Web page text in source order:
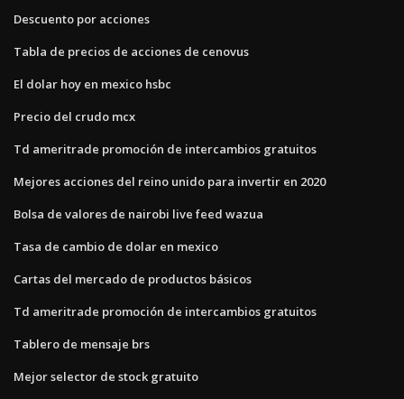
Descuento por acciones
Tabla de precios de acciones de cenovus
El dolar hoy en mexico hsbc
Precio del crudo mcx
Td ameritrade promoción de intercambios gratuitos
Mejores acciones del reino unido para invertir en 2020
Bolsa de valores de nairobi live feed wazua
Tasa de cambio de dolar en mexico
Cartas del mercado de productos básicos
Td ameritrade promoción de intercambios gratuitos
Tablero de mensaje brs
Mejor selector de stock gratuito